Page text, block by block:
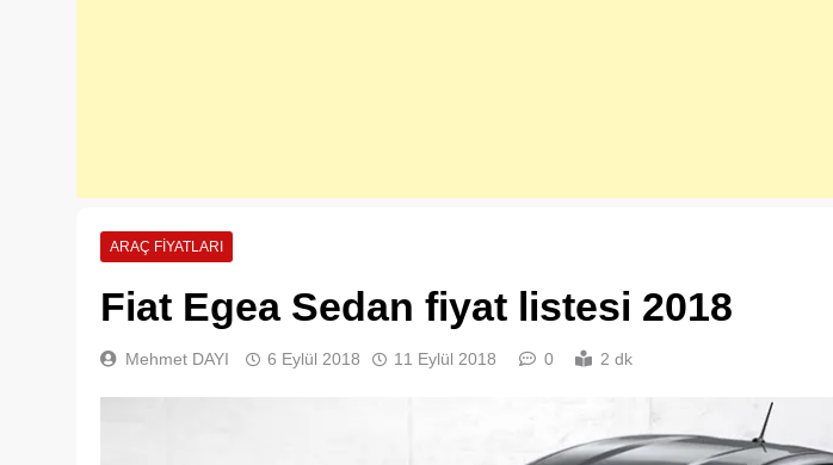
ARAÇ FIYATLARI
Fiat Egea Sedan fiyat listesi 2018
Mehmet DAYI 6 Eylül 2018 11 Eylül 2018 0 2 dk